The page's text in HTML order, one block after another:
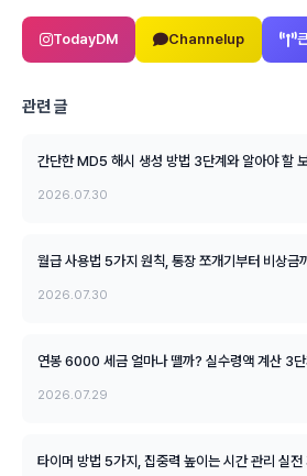
TodayDM Channelup
관련 글
간단한 MD5 해시 생성 방법 3단계와 알아야 할
2026.07.30
월급 사용법 5가지 원칙, 통장 쪼개기부터 비상금
2026.07.30
연봉 6000 세금 얼마나 뗄까? 실수령액 계산 3단
2026.07.29
타이머 방법 5가지, 집중력 높이는 시간 관리 실전